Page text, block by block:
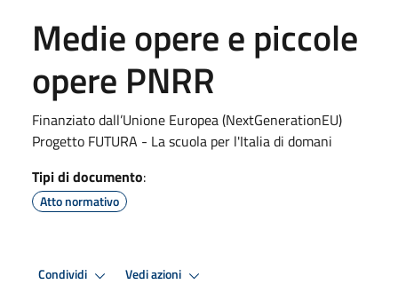
Medie opere e piccole
opere PNRR
Finanziato dall’Unione Europea (NextGenerationEU)
Progetto FUTURA - La scuola per l'Italia di domani
Tipi di documento:
Atto normativo
Condividi Vedi azioni